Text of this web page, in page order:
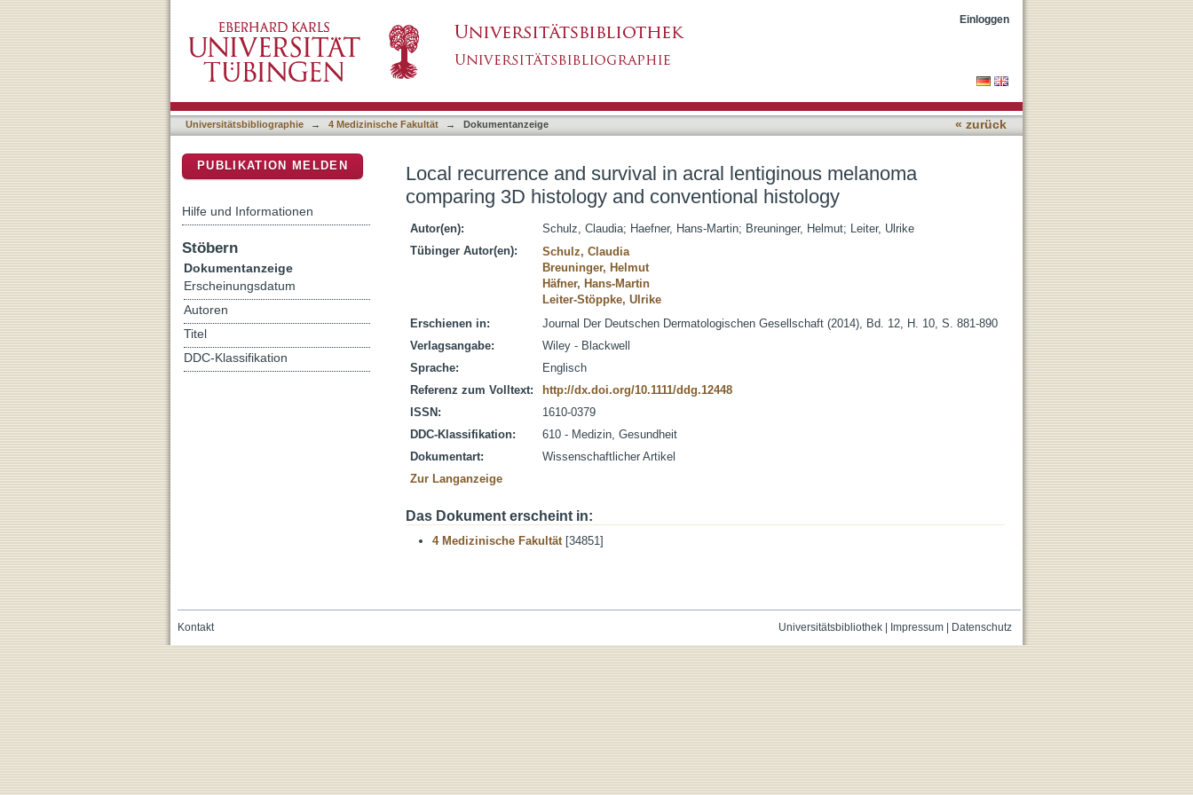
conventional histology
Einloggen
Universitätsbibliographie → 4 Medizinische Fakultät → Dokumentanzeige « zurück
Local recurrence and survival in acral lentiginous melanoma
comparing 3D histology and conventional histology
Autor(en): Schulz, Claudia; Haefner, Hans-Martin; Breuninger, Helmut; Leiter, Ulrike
Tübinger Autor(en):
Schulz, Claudia
Breuninger, Helmut
Häfner, Hans-Martin
Leiter-Stöppke, Ulrike
Erschienen in:
Journal Der Deutschen Dermatologischen Gesellschaft (2014), Bd. 12, H. 10, S. 881-890
Verlagsangabe:
Wiley - Blackwell
Sprache:
Englisch
Referenz zum Volltext:
http://dx.doi.org/10.1111/ddg.12448
ISSN:
1610-0379
DDC-Klassifikation:
610 - Medizin, Gesundheit
Dokumentart:
Wissenschaftlicher Artikel
Zur Langanzeige
Das Dokument erscheint in:
4 Medizinische Fakultät[34851]
PUBLIKATION MELDEN
Hilfe und Informationen
Stöbern
Dokumentanzeige
Erscheinungsdatum
Autoren
Titel
DDC-Klassifikation
Universitätsbibliothek| Impressum| Datenschutz
Kontakt